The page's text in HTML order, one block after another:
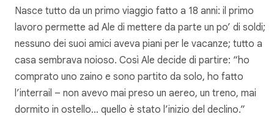
Nasce tutto da un primo viaggio fatto a 18 anni: il primo
lavoro permette ad Ale di mettere da parte un po’ di soldi;
nessuno dei suoi amici aveva piani per le vacanze; tutto a
casa sembrava noioso. Così Ale decide di partire: “ho
comprato uno zaino e sono partito da solo, ho fatto
l’interrail – non avevo mai preso un aereo, un treno, mai
dormito in ostello… quello è stato l’inizio del declino.”